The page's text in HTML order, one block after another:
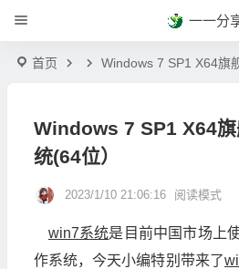
一一分
首页 Windows 7 SP1 X64旗
Windows 7 SP1 X64
统(64位）
2023/1/10 21:06:16 阅读模式
win7系统是目前中国市场上
作系统，今天小编特别带来了